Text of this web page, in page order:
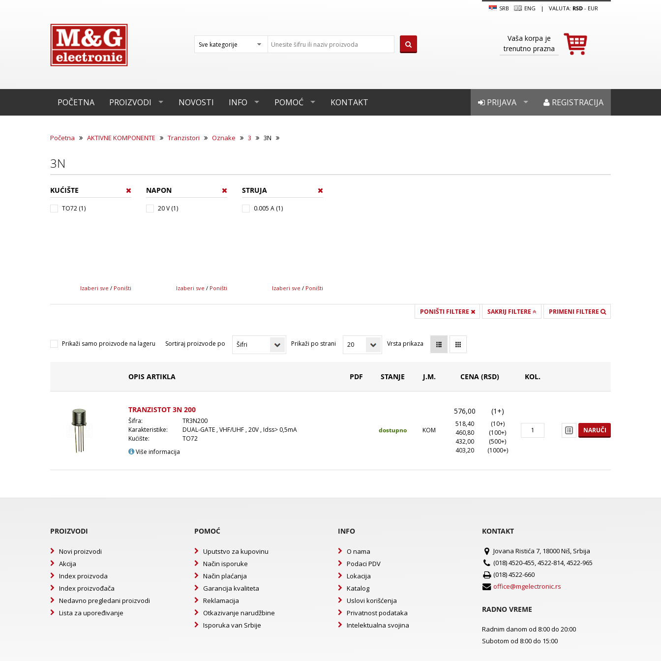
SRB ENG | VALUTA: RSD- EUR
Vaša korpa je
trenutno prazna
POČETNA PROIZVODI NOVOSTI INFO POMOĆ KONTAKT REGISTRACIJA
PRIJAVA
Početna AKTIVNE KOMPONENTE Tranzistori Oznake 3 3N
3N
KUĆIŠTE
TO72 (1)
Izaberi sve / Poništi
NAPON
20 V (1)
Izaberi sve / Poništi
STRUJA
0.005 A (1)
Izaberi sve / Poništi
PONIŠTI FILTERE SAKRIJ FILTERE PRIMENI FILTERE
Prikaži samo proizvode na lageru Sortiraj proizvode po Prikaži po strani Vrsta prikaza
OPIS ARTIKLA PDF STANJE J.M. CENA (RSD) KOL.
TRANZISTOT 3N 200
Šifra:
TR3N200
Karakteristike:
DUAL-GATE , VHF/UHF , 20V , Idss> 0,5mA
Kućište:
TO72
Više informacija
dostupno KOM
576,00 (1+)
518,40
(10+)
460,80
(100+)
432,00
(500+)
403,20
(1000+)
NARUČI
PROIZVODI
Novi proizvodi
Akcija
Index proizvoda
Index proizvođača
Nedavno pregledani proizvodi
Lista za upoređivanje
POMOĆ
Uputstvo za kupovinu
Način isporuke
Način plaćanja
Garancija kvaliteta
Reklamacija
Otkazivanje narudžbine
Isporuka van Srbije
INFO
O nama
Podaci PDV
Lokacija
Katalog
Uslovi korišćenja
Privatnost podataka
Intelektualna svojina
KONTAKT
Jovana Ristića 7, 18000 Niš, Srbija
(018) 4520-455, 4522-814, 4522-965
(018) 4522-660
office@mgelectronic.rs
RADNO VREME
Radnim danom od 8:00 do 20:00
Subotom od 8:00 do 15:00